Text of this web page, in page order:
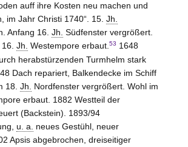
auff ihre Kosten neu machen und
im Jahr Christi 1740“. 15. Jh.
Anfang 16. Jh. Südfenster vergrößert.
Jh. Westempore erbaut.53 1648
herabstürzenden Turmhelm stark
Dach repariert, Balkendecke im Schiff
18. Jh. Nordfenster vergrößert. Wohl im
erbaut. 1882 Westteil der
(Backstein). 1893/94
u. a. neues Gestühl, neuer
Apsis abgebrochen, dreiseitiger